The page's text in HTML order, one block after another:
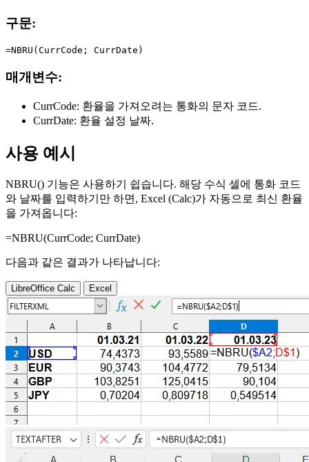
구문:
매개변수:
CurrCode: 환율을 가져오려는 통화의 문자 코드.
CurrDate: 환율 설정 날짜.
사용 예시
NBRU() 기능은 사용하기 쉽습니다. 해당 수식 셀에 통화 코드
와 날짜를 입력하기만 하면, Excel (Calc)가 자동으로 최신 환율
을 가져옵니다:
=NBRU(CurrCode; CurrDate)
다음과 같은 결과가 나타납니다:
LibreOffice Calc Excel